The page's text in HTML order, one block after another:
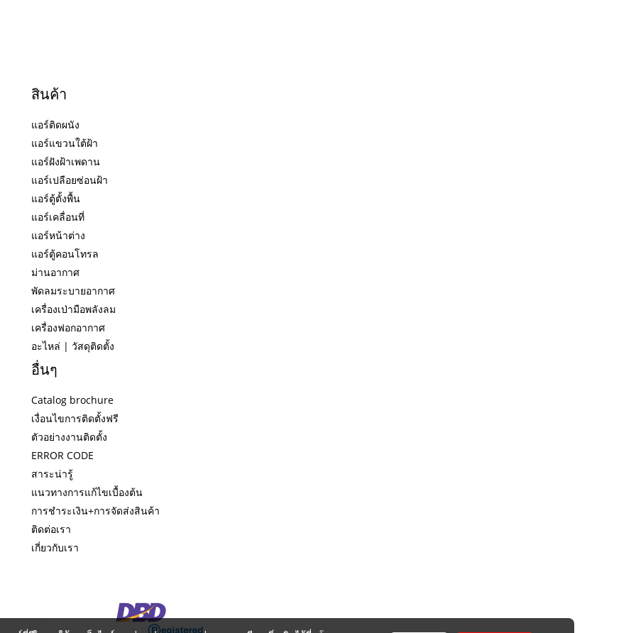
สินค้า
แอร์ติดผนัง
แอร์แขวนใต้ฝ้า
แอร์ฝังฝ้าเพดาน
แอร์เปลือยซ่อนฝ้า
แอร์ตู้ตั้งพื้น
แอร์เคลื่อนที่
แอร์หน้าต่าง
แอร์ตู้คอนโทรล
ม่านอากาศ
พัดลมระบายอากาศ
เครื่องเป่ามือพลังลม
เครื่องฟอกอากาศ
อะไหล่ | วัสดุติดตั้ง
อื่นๆ
Catalog brochure
เงื่อนไขการติดตั้งฟรี
ตัวอย่างงานติดตั้ง
ERROR CODE
สาระน่ารู้
แนวทางการแก้ไขเบื้องต้น
การชำระเงิน+การจัดส่งสินค้า
ติดต่อเรา
เกี่ยวกับเรา